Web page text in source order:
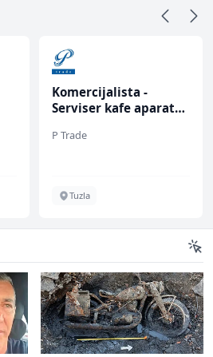
Voditelj poslovnice
salona namještaja (m/
Kalea
Više lokacija